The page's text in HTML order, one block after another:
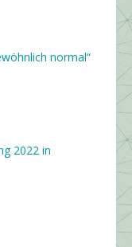
normal“
2022 in